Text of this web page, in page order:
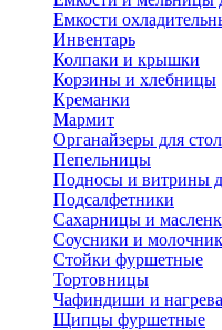
Емкости
Инвентарь
Колпаки и крышки
Корзины и хлебницы
Креманки
Мармит
Органайзеры для
Пепельницы
Подносы и витрины
Подсалфетники
Сахарницы и
Соусники и
Стойки фуршетные
Тортовницы
Чафиндиши и
Щипцы фуршетные